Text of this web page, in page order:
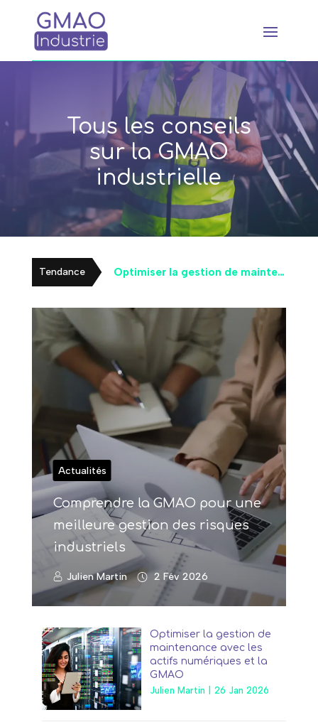
Tous les conseils
sur la GMAO
industrielle
Tendance Optimiser la gestion de maintenance avec les actifs numériques et la GMAO
Actualités
Comprendre la GMAO pour une
meilleure gestion des risques
industriels
Julien Martin 2 Fév 2026
Optimiser la gestion de
maintenance avec les
actifs numériques et la
GMAO
Julien Martin
26 Jan 2026